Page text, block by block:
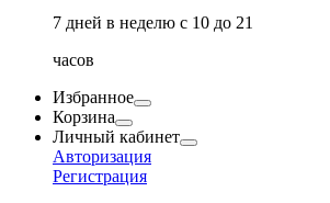
7 дней в неделю с 10 до 21
часов
Избранное
Корзина
Личный кабинет
Авторизация
Регистрация